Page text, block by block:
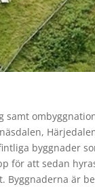
samt
byggnader
för att sedan
Byggnaderna är